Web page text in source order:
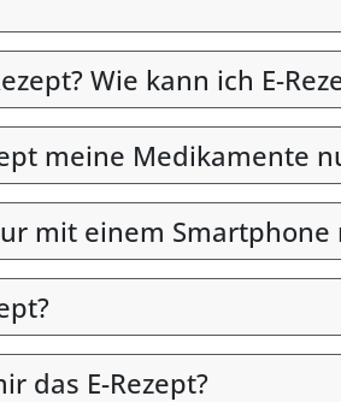
Wie kann ich E-
meine Medikamente
mit einem Smartphone
das E-Rezept?